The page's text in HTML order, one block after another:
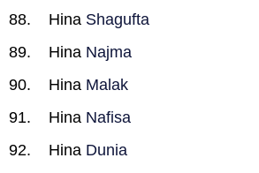
Hina Shagufta
Hina Najma
Hina Malak
Hina Nafisa
Hina Dunia